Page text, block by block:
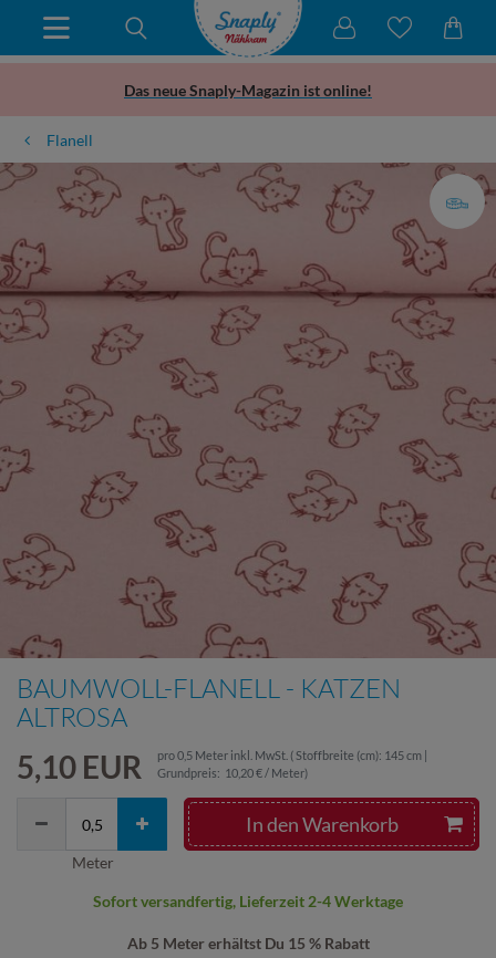
Das neue Snaply-Magazin ist online!
Flanell
BAUMWOLL-FLANELL - KATZEN
ALTROSA
5,10 EUR pro0,5 Meter inkl. MwSt. ( Stoffbreite (cm): 145 cm |
Grundpreis: 10,20 € / Meter)
Ab 5 Meter erhältst Du 15 % Rabatt
In den Warenkorb
Meter
Sofort versandfertig, Lieferzeit 2-4 Werktage